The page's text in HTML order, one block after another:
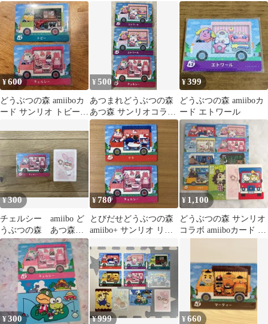
リオ セット
ンリオ
ル
¥600
どうぶつの森 amiiboカ
ード サンリオ トビー
¥500
あつまれどうぶつの森
あつ森 サンリオコラボ
amiiboカード 3枚セット
¥399
どうぶつの森 amiiboカ
ード エトワール
¥300
チェルシー amiibo ど
うぶつの森 あつ森
とび森 サンリオ
¥780
とびだせどうぶつの森
amiibo+ サンリオ リラ
¥ 1,100
どうぶつの森 サンリオ
コラボ amiiboカード ま
¥300 ¥999 ¥660